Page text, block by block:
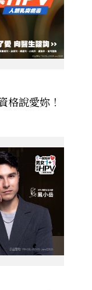
格說愛妳！